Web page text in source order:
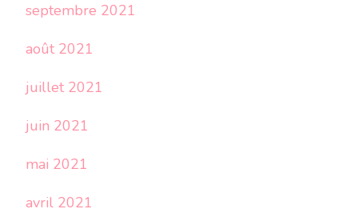
septembre 2021
août 2021
juillet 2021
juin 2021
mai 2021
avril 2021